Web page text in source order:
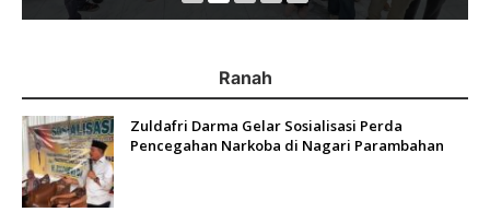
Ranah
Zuldafri Darma Gelar Sosialisasi Perda
Pencegahan Narkoba di Nagari Parambahan